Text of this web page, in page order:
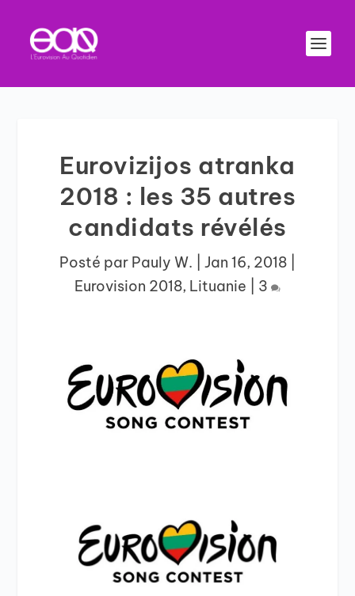
Eurovizijos atranka
2018 : les 35 autres
candidats révélés
Posté par Pauly W. Jan 16, 2018
Eurovision 2018, Lituanie 3